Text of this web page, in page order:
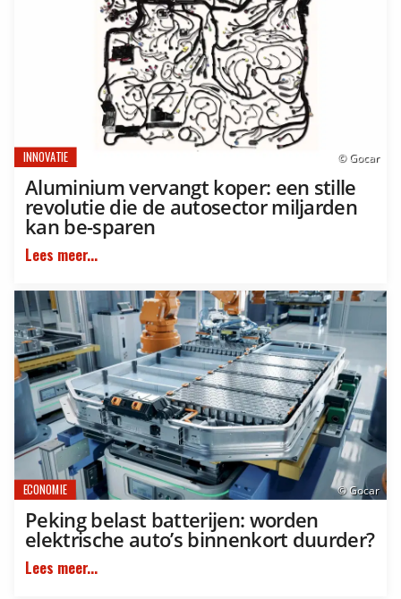
© Gocar
INNOVATIE
Aluminium vervangt koper: een stille
revolutie die de autosector miljarden
kan be-sparen
Lees meer...
© Gocar
ECONOMIE
Peking belast batterijen: worden
elektrische auto’s binnenkort duurder?
Lees meer...